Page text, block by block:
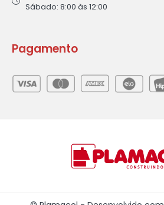
Sábado: 8:00 às 12:00
Pagamento